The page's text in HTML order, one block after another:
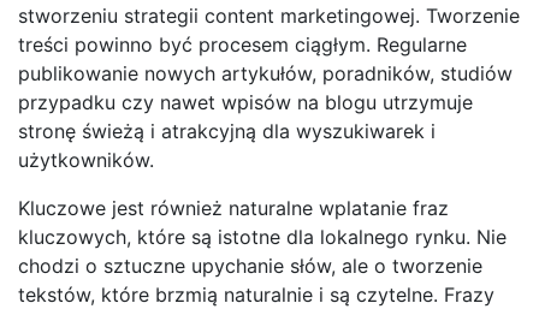
stworzeniu strategii content marketingowej. Tworzenie
treści powinno być procesem ciągłym. Regularne
publikowanie nowych artykułów, poradników, studiów
przypadku czy nawet wpisów na blogu utrzymuje
stronę świeżą i atrakcyjną dla wyszukiwarek i
użytkowników.
Kluczowe jest również naturalne wplatanie fraz
kluczowych, które są istotne dla lokalnego rynku. Nie
chodzi o sztuczne upychanie słów, ale o tworzenie
tekstów, które brzmią naturalnie i są czytelne. Frazy